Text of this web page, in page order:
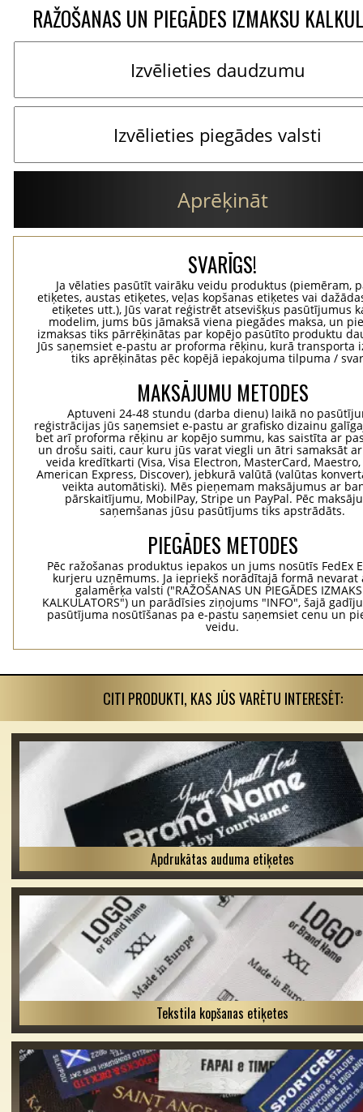
RAŽOŠANAS UN PIEGĀDES IZMAKSU
Aprēķināt
SVARĪGS!
Ja vēlaties pasūtīt vairāku veidu produktus (piemēram,
etiķetes, austas etiķetes, veļas kopšanas etiķetes vai
etiķetes utt.), Jūs varat reģistrēt atsevišķus pasūtījumus
modelim, jums būs jāmaksā viena piegādes maksa, un
izmaksas tiks pārrēķinātas par kopējo pasūtīto produktu
Jūs saņemsiet e-pastu ar proforma rēķinu, kurā transporta
tiks aprēķinātas pēc kopējā iepakojuma tilpuma /
MAKSĀJUMU METODES
Aptuveni 24-48 stundu (darba dienu) laikā no
reģistrācijas jūs saņemsiet e-pastu ar grafisko dizainu
bet arī proforma rēķinu ar kopējo summu, kas saistīta ar
un drošu saiti, caur kuru jūs varat viegli un ātri samaksāt
veida kredītkarti (Visa, Visa Electron, MasterCard,
American Express, Discover), jebkurā valūtā (valūtas
veikta automātiski). Mēs pieņemam maksājumus ar
pārskaitījumu, MobilPay, Stripe un PayPal. Pēc
saņemšanas jūsu pasūtījums tiks apstrādāts.
PIEGĀDES METODES
Pēc ražošanas produktus iepakos un jums nosūtīs FedEx
kurjeru uzņēmums. Ja iepriekš norādītajā formā nevarat
galamērķa valsti ("RAŽOŠANAS UN PIEGĀDES
KALKULATORS") un parādīsies ziņojums "INFO", šajā
pasūtījuma nosūtīšanas pa e-pastu saņemsiet cenu un
veidu.
CITI PRODUKTI, KAS JŪS VARĒTU INTERESĒT:
Apdrukātas auduma etiķetes
Tekstila kopšanas etiķetes